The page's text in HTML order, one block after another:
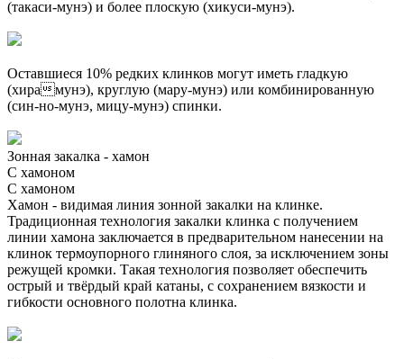
(такаси-мунэ) и более плоскую (хикуси-мунэ).
Оставшиеся 10% редких клинков могут иметь гладкую
(хирамунэ), круглую (мару-мунэ) или комбинированную
(син-но-мунэ, мицу-мунэ) спинки.
Зонная закалка - хамон
С хамоном
С хамоном
Хамон - видимая линия зонной закалки на клинке.
Традиционная технология закалки клинка с получением
линии хамона заключается в предварительном нанесении на
клинок термоупорного глиняного слоя, за исключением зоны
режущей кромки. Такая технология позволяет обеспечить
острый и твёрдый край катаны, с сохранением вязкости и
гибкости основного полотна клинка.